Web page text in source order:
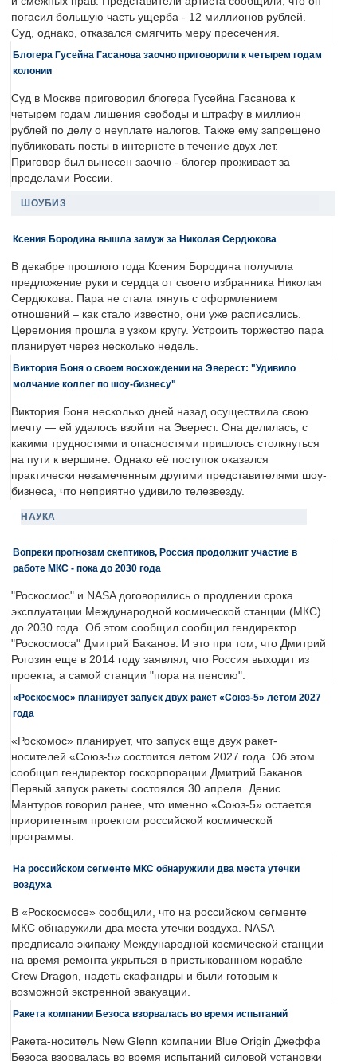
погасил большую часть ущерба - 12 миллионов рублей.
Суд, однако, отказался смягчить меру пресечения.
Блогера Гусейна Гасанова заочно приговорили к четырем годам
колонии
Суд в Москве приговорил блогера Гусейна Гасанова к
четырем годам лишения свободы и штрафу в миллион
рублей по делу о неуплате налогов. Также ему запрещено
публиковать посты в интернете в течение двух лет.
Приговор был вынесен заочно - блогер проживает за
пределами России.
ШОУБИЗ
Ксения Бородина вышла замуж за Николая Сердюкова
В декабре прошлого года Ксения Бородина получила
предложение руки и сердца от своего избранника Николая
Сердюкова. Пара не стала тянуть с оформлением
отношений – как стало известно, они уже расписались.
Церемония прошла в узком кругу. Устроить торжество пара
планирует через несколько недель.
Виктория Боня о своем восхождении на Эверест: "Удивило
молчание коллег по шоу-бизнесу"
Виктория Боня несколько дней назад осуществила свою
мечту — ей удалось взойти на Эверест. Она делилась, с
какими трудностями и опасностями пришлось столкнуться
на пути к вершине. Однако её поступок оказался
практически незамеченным другими представителями шоу-
бизнеса, что неприятно удивило телезвезду.
НАУКА
Вопреки прогнозам скептиков, Россия продолжит участие в
работе МКС - пока до 2030 года
"Роскосмос" и NASA договорились о продлении срока
эксплуатации Международной космической станции (МКС)
до 2030 года. Об этом сообщил сообщил гендиректор
"Роскосмоса" Дмитрий Баканов. И это при том, что Дмитрий
Рогозин еще в 2014 году заявлял, что Россия выходит из
проекта, а самой станции "пора на пенсию".
«Роскосмос» планирует запуск двух ракет «Союз-5» летом 2027
года
«Роскомос» планирует, что запуск еще двух ракет-
носителей «Союз-5» состоится летом 2027 года. Об этом
сообщил гендиректор госкорпорации Дмитрий Баканов.
Первый запуск ракеты состоялся 30 апреля. Денис
Мантуров говорил ранее, что именно «Союз-5» остается
приоритетным проектом российской космической
программы.
На российском сегменте МКС обнаружили два места утечки
воздуха
В «Роскосмосе» сообщили, что на российском сегменте
МКС обнаружили два места утечки воздуха. NASA
предписало экипажу Международной космической станции
на время ремонта укрыться в пристыкованном корабле
Crew Dragon, надеть скафандры и были готовым к
возможной экстренной эвакуации.
Ракета компании Безоса взорвалась во время испытаний
Ракета-носитель New Glenn компании Blue Origin Джеффа
Безоса взорвалась во время испытаний силовой установки